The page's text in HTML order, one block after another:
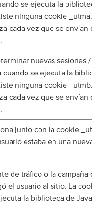
se ejecuta la
ninguna cookie
cada vez que se envían
nuevas sesiones /
cuando se ejecuta la
ninguna cookie
cada vez que se envían
junto con la cookie
estaba en una
de tráfico o la campaña
el usuario al sitio. La
la biblioteca de